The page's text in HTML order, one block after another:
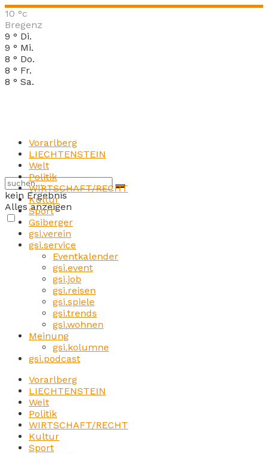
10 °c
Bregenz
9 ° Di.
9 ° Mi.
8 ° Do.
8 ° Fr.
8 ° Sa.
kein Ergebnis
Alles anzeigen
Vorarlberg
LIECHTENSTEIN
Welt
Politik
WIRTSCHAFT/RECHT
Kultur
Sport
Gsiberger
gsi.verein
gsi.service
Eventkalender
gsi.event
gsi.job
gsi.reisen
gsi.spiele
gsi.trends
gsi.wohnen
Meinung
gsi.kolumne
gsi.podcast
Vorarlberg
LIECHTENSTEIN
Welt
Politik
WIRTSCHAFT/RECHT
Kultur
Sport